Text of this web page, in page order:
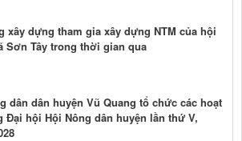
xây dựng tham gia xây dựng NTM của hội
Sơn Tây trong thời gian qua
dân dân huyện Vũ Quang tổ chức các hoạt
Đại hội Hội Nông dân huyện lần thứ V,